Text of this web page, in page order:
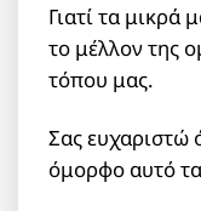
Γιατί τα μικρά
το μέλλον της
τόπου μας.
Σας ευχαριστώ
όμορφο αυτό